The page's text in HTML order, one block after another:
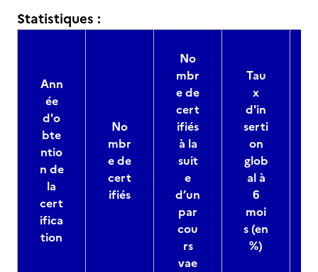
Statistiques :
Ann
ée
d'o
bte
ntio
n de
la
cert
ifica
tion
No
mbr
e de
cert
ifiés
No
mbr
e de
cert
ifiés
à la
suit
e
d’un
par
cou
rs
vae
Tau
x
d'in
serti
on
glob
al à
6
moi
s (en
%)